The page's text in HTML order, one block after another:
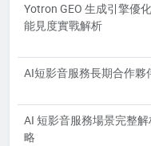
Yotron GEO 生成引擎優
能見度實戰解析
AI短影音服務長期合作
AI 短影音服務場景完整
略